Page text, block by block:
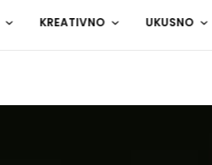
KREATIVNO UKUSNO